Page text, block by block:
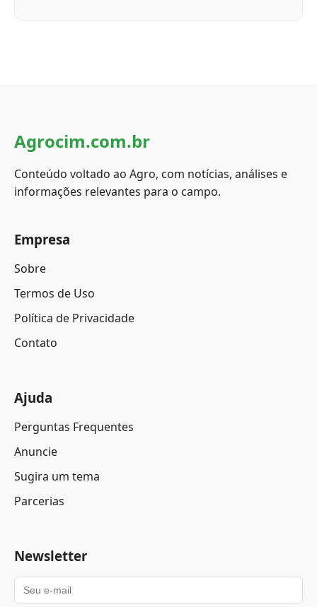
Agrocim.com.br
Conteúdo voltado ao Agro, com notícias, análises e
informações relevantes para o campo.
Empresa
Sobre
Termos de Uso
Política de Privacidade
Contato
Ajuda
Perguntas Frequentes
Anuncie
Sugira um tema
Parcerias
Newsletter